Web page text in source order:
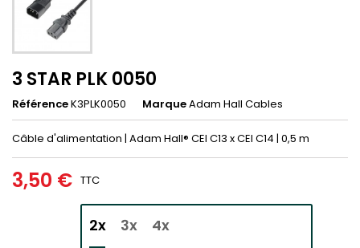
3 STAR PLK 0050
RéférenceK3PLK0050 MarqueAdam Hall Cables
Câble d'alimentation | Adam Hall® CEI C13 x CEI C14 | 0,5 m
3,50 € TTC
2x 3x 4x